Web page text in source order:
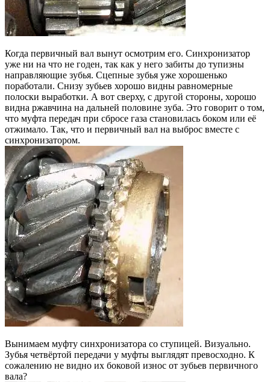
Когда первичный вал вынут осмотрим его. Синхронизатор
уже ни на что не годен, так как у него забиты до тупизны
направляющие зубья. Сцепные зубья уже хорошенько
поработали. Снизу зубьев хорошо видны равномерные
полоски выработки. А вот сверху, с другой стороны, хорошо
видна ржавчина на дальней половине зуба. Это говорит о том,
что муфта передач при сбросе газа становилась боком или её
отжимало. Так, что и первичный вал на выброс вместе с
синхронизатором.
Вынимаем муфту синхронизатора со ступицей. Визуально.
Зубья четвёртой передачи у муфты выглядят превосходно. К
сожалению не видно их боковой износ от зубьев первичного
вала?